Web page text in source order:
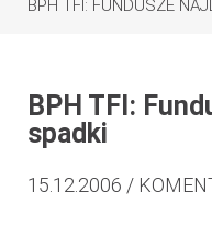
BPH TFI: FUNDUSZE
BPH TFI:
spadki
15.12.2006 /